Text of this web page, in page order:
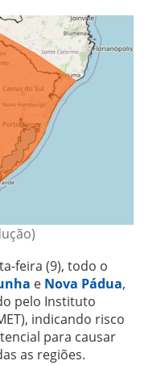
feira (9), todo o
e Nova Pádua,
pelo Instituto
indicando risco
para causar
as regiões.